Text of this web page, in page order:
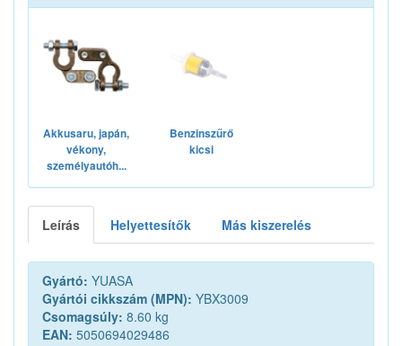
Akkusaru, japán,
vékony,
személyautóh...
Benzinszűrő
kicsi
Leírás Helyettesítők Más kiszerelés
Gyártó: YUASA
Gyártói cikkszám (MPN): YBX3009
Csomagsúly: 8.60 kg
EAN: 5050694029486